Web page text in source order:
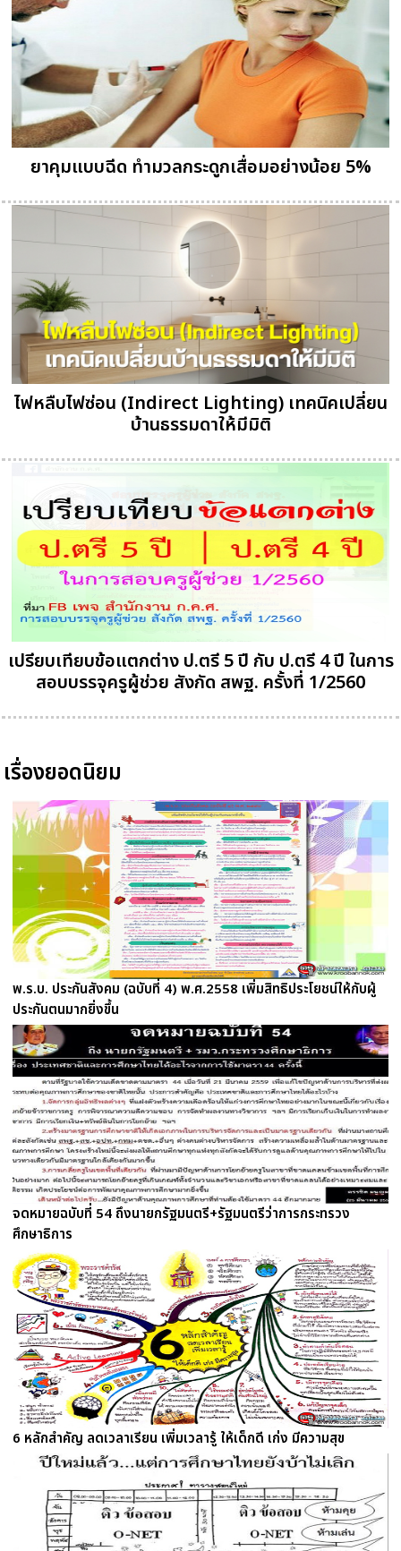
ยาคุมแบบฉีด ทำมวลกระดูกเสื่อมอย่างน้อย 5%
ไฟหลืบไฟซ่อน (Indirect Lighting) เทคนิคเปลี่ยน
บ้านธรรมดาให้มีมิติ
เปรียบเทียบข้อแตกต่าง ป.ตรี 5 ปี กับ ป.ตรี 4 ปี ในการ
สอบบรรจุครูผู้ช่วย สังกัด สพฐ. ครั้งที่ 1/2560
เรื่องยอดนิยม
พ.ร.บ. ประกันสังคม (ฉบับที่ 4) พ.ศ.2558 เพิ่มสิทธิประโยชน์ให้กับผู้
ประกันตนมากยิ่งขึ้น
จดหมายฉบับที่ 54 ถึงนายกรัฐมนตรี+รัฐมนตรีว่าการกระทรวง
ศึกษาธิการ
6 หลักสำคัญ ลดเวลาเรียน เพิ่มเวลารู้ ให้เด็กดี เก่ง มีความสุข